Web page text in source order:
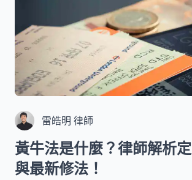
雷皓明 律師
黃牛法是什麼？律師解析
與最新修法！